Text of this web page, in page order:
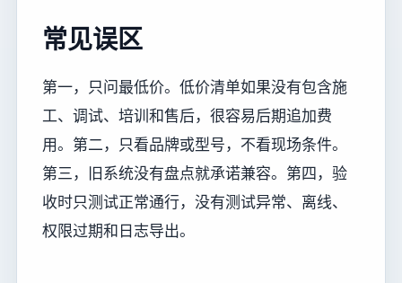
常见误区
第一，只问最低价。低价清单如果没有包含施
工、调试、培训和售后，很容易后期追加费
用。第二，只看品牌或型号，不看现场条件。
第三，旧系统没有盘点就承诺兼容。第四，验
收时只测试正常通行，没有测试异常、离线、
权限过期和日志导出。